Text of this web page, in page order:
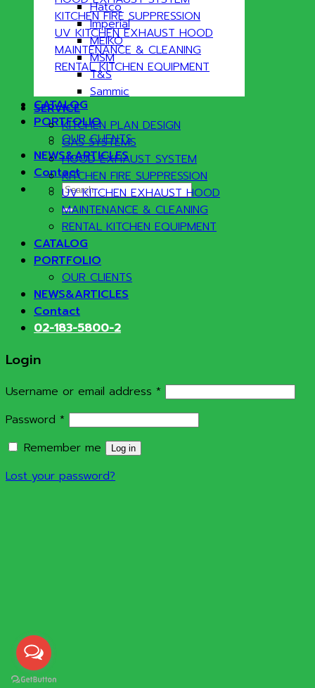
KITCHEN FIRE SUPPRESSION
UV KITCHEN EXHAUST HOOD
MAINTENANCE & CLEANING
RENTAL KITCHEN EQUIPMENT
CATALOG
PORTFOLIO
OUR CLIENTS
NEWS&ARTICLES
Contact
Search
for:
Hatco
Imperial
MEIKO
MSM
T&S
Sammic
SERVICE
KITCHEN PLAN DESIGN
GAS SYSTEMS
HOOD EXHAUST SYSTEM
KITCHEN FIRE SUPPRESSION
UV KITCHEN EXHAUST HOOD
MAINTENANCE & CLEANING
RENTAL KITCHEN EQUIPMENT
CATALOG
PORTFOLIO
OUR CLIENTS
NEWS&ARTICLES
Contact
02-183-5800-2
Login
Username or email address * Required
Password * Required
Remember me
Log in
Lost your password?